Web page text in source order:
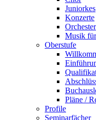
Juniorkes
Konzerte
Orchester
Musik
Oberstufe
Pläne /
Profile
Seminarfächer